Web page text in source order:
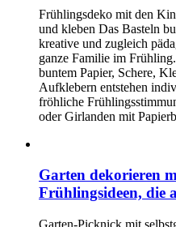
Frühlingsdeko mit den
und kleben Das Basteln
kreative und zugleich
ganze Familie im
buntem Papier, Schere,
Aufklebern entstehen
fröhliche
oder Girlanden mit
Garten dekorieren
Frühlingsideen, die
Garten-Picknick mit